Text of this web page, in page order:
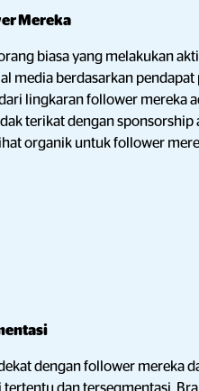
Mereka
biasa yang melakukan
media berdasarkan
lingkaran follower mereka
terikat dengan
organik untuk follower
dengan follower mereka